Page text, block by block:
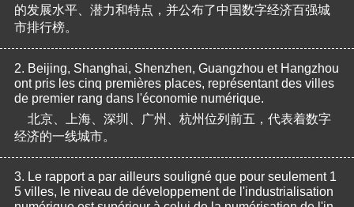
的发展水平、潜力和特点，并公布了中国数字经济百强城
市排行榜。
2. Beijing, Shanghai, Shenzhen, Guangzhou et Hangzhou
ont pris les cinq premières places, représentant des villes
de premier rang dans l'économie numérique.
北京、上海、深圳、广州、杭州位列前五，代表着数字
经济的一线城市。
3. Le rapport a par ailleurs souligné que pour seulement 1
5 villes, le niveau de développement de l'industrialisation